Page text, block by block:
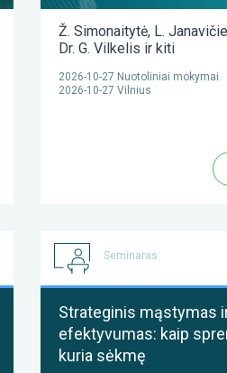
Ž. Simonaitytė, L.
Dr. G. Vilkelis ir kiti
2026-10-27 Nuotoliniai mokymai
2026-10-27 Vilnius
Seminaras
Strateginis mąstymas
efektyvumas: kaip
kuria sėkmę